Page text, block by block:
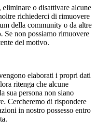
o disattivare alcune
richiederci di rimuovere
della community o da altre
Se non possiamo rimuovere
del motivo.
elaborati i propri dati
ritenga che alcune
sua persona non siano
Cercheremo di rispondere
in nostro possesso entro